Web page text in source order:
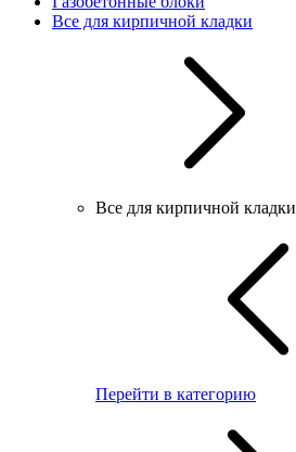
Все для кирпичной кладки
Все для кирпичной кладки
Перейти в категорию